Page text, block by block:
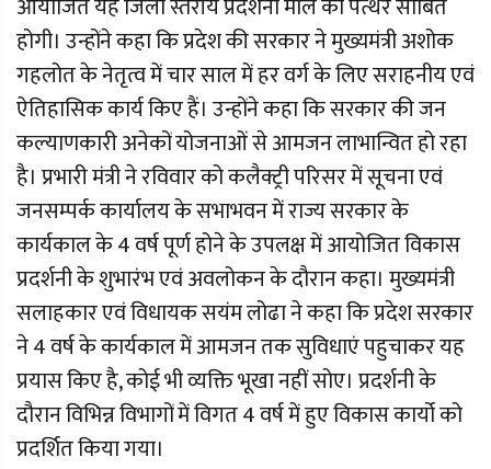
आयोजित यह जिला स्तरीय प्रदर्शनी मील का पत्थर साबित
होगी। उन्होंने कहा कि प्रदेश की सरकार ने मुख्यमंत्री अशोक
गहलोत के नेतृत्व में चार साल में हर वर्ग के लिए सराहनीय एवं
ऐतिहासिक कार्य किए हैं। उन्होंने कहा कि सरकार की जन
कल्याणकारी अनेकों योजनाओं से आमजन लाभान्वित हो रहा
है। प्रभारी मंत्री ने रविवार को कलैक्ट्री परिसर में सूचना एवं
जनसम्पर्क कार्यालय के सभाभवन में राज्य सरकार के
कार्यकाल के 4 वर्ष पूर्ण होने के उपलक्ष में आयोजित विकास
प्रदर्शनी के शुभारंभ एवं अवलोकन के दौरान कहा। मुख्यमंत्री
सलाहकार एवं विधायक सयंम लोढा ने कहा कि प्रदेश सरकार
ने 4 वर्ष के कार्यकाल में आमजन तक सुविधाएं पहुचाकर यह
प्रयास किए है, कोई भी व्यक्ति भूखा नहीं सोए। प्रदर्शनी के
दौरान विभिन्न विभागों में विगत 4 वर्ष में हुए विकास कार्यो को
प्रदर्शित किया गया।